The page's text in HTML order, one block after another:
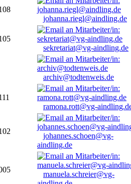
johanna.riegl@aindling.de
sekretariat@vg-aindling.de
archiv@todtenweis.de
ramona.rott@vg-
johannes.schoen@vg-
aindling.de
manuela.schreier@vg-